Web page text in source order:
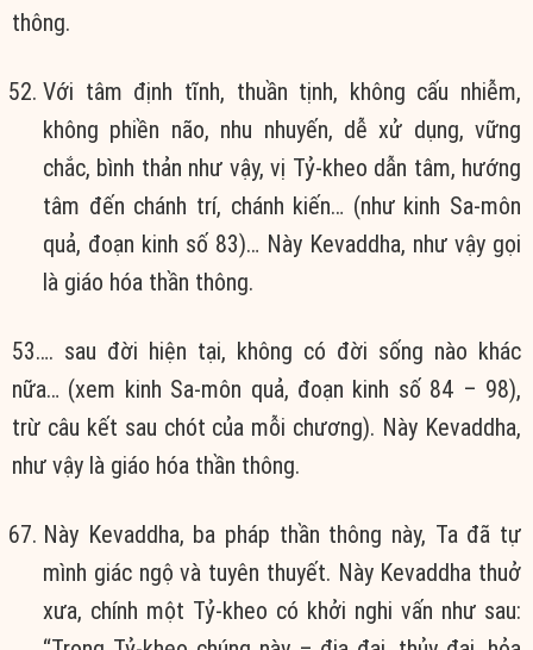
thông.
Với tâm định tĩnh, thuần tịnh, không cấu nhiễm,
không phiền não, nhu nhuyến, dễ xử dụng, vững
chắc, bình thản như vậy, vị Tỷ-kheo dẫn tâm, hướng
tâm đến chánh trí, chánh kiến… (như kinh Sa-môn
quả, đoạn kinh số 83)… Này Kevaddha, như vậy gọi
là giáo hóa thần thông.
53…. sau đời hiện tại, không có đời sống nào khác
nữa… (xem kinh Sa-môn quả, đoạn kinh số 84 – 98),
trừ câu kết sau chót của mỗi chương). Này Kevaddha,
như vậy là giáo hóa thần thông.
Này Kevaddha, ba pháp thần thông này, Ta đã tự
mình giác ngộ và tuyên thuyết. Này Kevaddha thuở
xưa, chính một Tỷ-kheo có khởi nghi vấn như sau: